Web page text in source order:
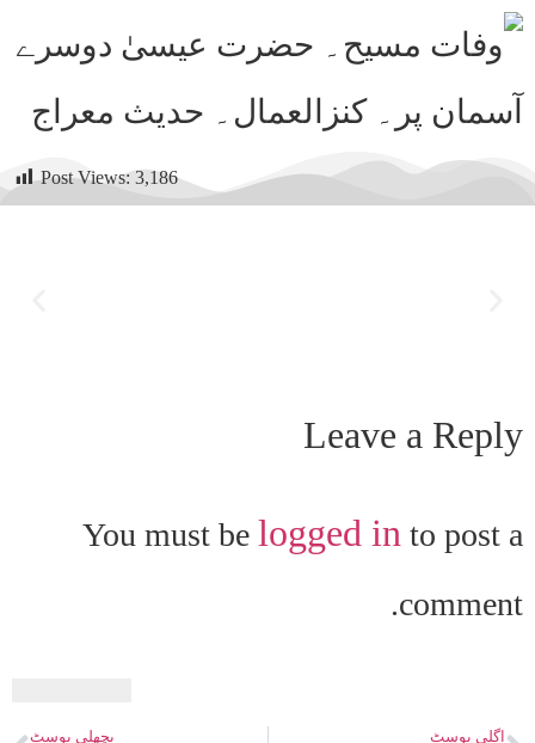
Post Views: 3,186
Leave a Reply
You must be logged in to post a
comment.
پچھلی پوسٹ اگلی پوسٹ